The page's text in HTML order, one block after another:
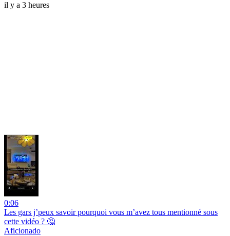
il y a 3 heures
0:06
Les gars j’peux savoir pourquoi vous m’avez tous mentionné sous
cette vidéo ? 🤔
Aficionado